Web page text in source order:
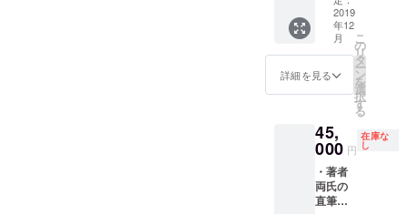
す）。
新品で
す。桐
箱に入
予定で
す）。
あなた
のお名
前をク
レジッ
します
（掲載
となり
ます。
必ず備
考欄に
ご希望
のクレ
選択で
きます
が、為
書き有
りの場
ご希望
のお名
前をご
記入く
ださ
い）。
者両氏
の直筆
サイン
著者
ふたり
直筆で
書いた
を複写
して、
書籍と
れ異な
りま
す。指
定はで
きませ
んの
めご了
承くだ
さい）
・出版
記念限
定タン
2019
年12
月
詳細を見る
こ
の
リ
タ
ー
ン
を
選
択
す
る
45,
000 円
在庫な
し
・著者
両氏の
直筆お